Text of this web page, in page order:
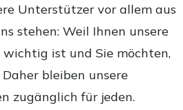
Unterstützer vor allem aus
stehen: Weil Ihnen unsere
ist und Sie möchten,
bleiben unsere
zugänglich für jeden.